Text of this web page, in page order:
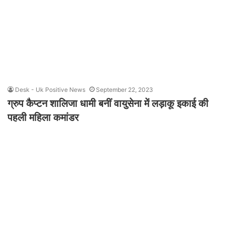
Desk - Uk Positive News September 22, 2023
ग्रुप कैप्टन शालिजा धामी बनीं वायुसेना में लड़ाकू इकाई की
पहली महिला कमांडर